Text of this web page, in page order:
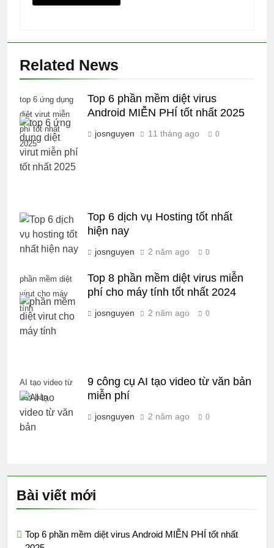
Related News
top 6 ứng dụng
diệt virut miễn
phí tốt nhất
2025
Top 6 phần mềm diệt virus
Android MIỄN PHÍ tốt nhất 2025
josnguyen 11 tháng ago 0
Top 6 dịch vụ Hosting tốt nhất
hiện nay
josnguyen 2 năm ago 0
phần mềm diệt
virut cho máy
tính
Top 8 phần mềm diệt virus miễn
phí cho máy tính tốt nhất 2024
josnguyen 2 năm ago 0
AI tạo video từ
văn bản
9 công cụ AI tạo video từ văn bản
miễn phí
josnguyen 2 năm ago 0
Bài viết mới
Top 6 phần mềm diệt virus Android MIỄN PHÍ tốt nhất